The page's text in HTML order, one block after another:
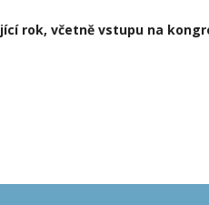
rok, včetně vstupu na